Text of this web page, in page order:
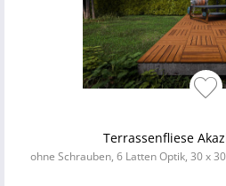
Terrassenfliese
ohne Schrauben, 6 Latten Optik, 30 x